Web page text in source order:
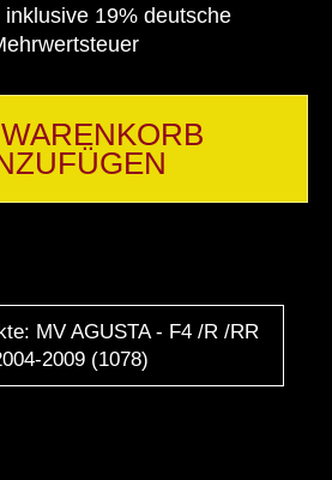
19% deutsche
MV AGUSTA - F4 /R /RR
2009 (1078)